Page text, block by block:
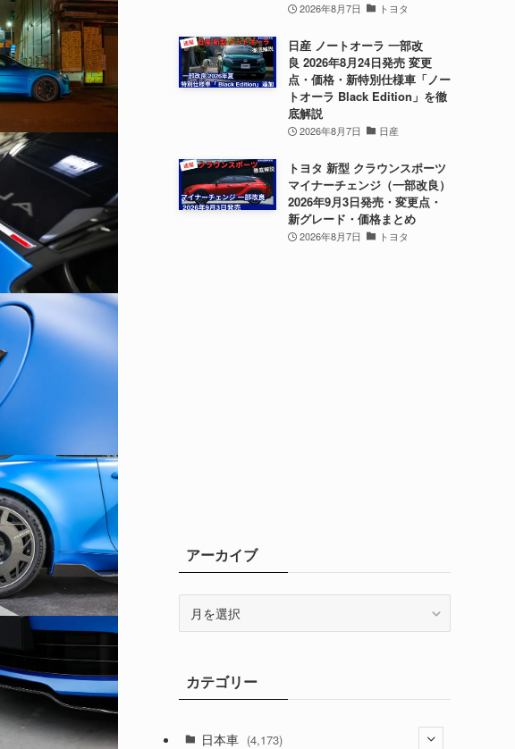
2026年8月7日 トヨタ
日産 ノートオーラ 一部改
良 2026年8月24日発売 変更
点・価格・新特別仕様車「ノー
トオーラ Black Edition」を徹
底解説
2026年8月7日 日産
トヨタ 新型 クラウンスポーツ
マイナーチェンジ（一部改良）
2026年9月3日発売・変更点・
新グレード・価格まとめ
2026年8月7日 トヨタ
アーカイブ
ブカテゴリー
日本車 (4,173)